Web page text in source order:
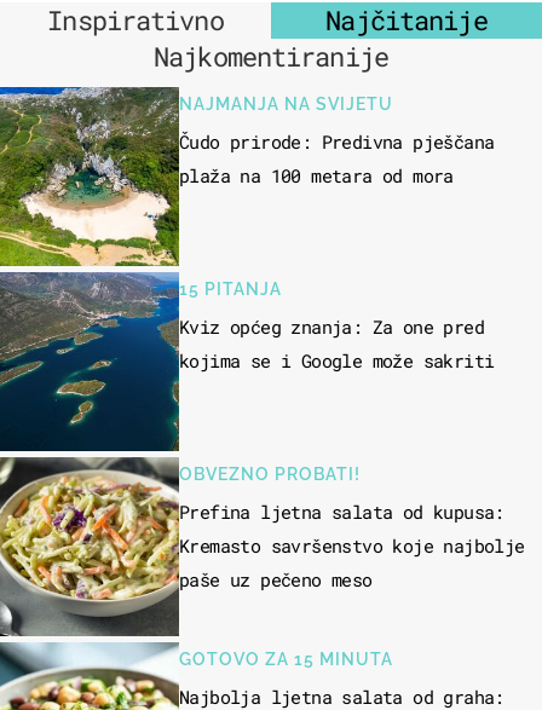
Inspirativno
Najčitanije
Najkomentiranije
NAJMANJA NA SVIJETU
Čudo prirode: Predivna pješčana
plaža na 100 metara od mora
15 PITANJA
Kviz općeg znanja: Za one pred
kojima se i Google može sakriti
OBVEZNO PROBATI!
Prefina ljetna salata od kupusa:
Kremasto savršenstvo koje najbolje
paše uz pečeno meso
GOTOVO ZA 15 MINUTA
Najbolja ljetna salata od graha: